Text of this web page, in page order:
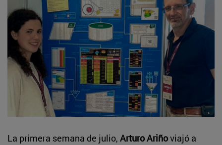
La primera semana de julio, Arturo Ariñoviajó a